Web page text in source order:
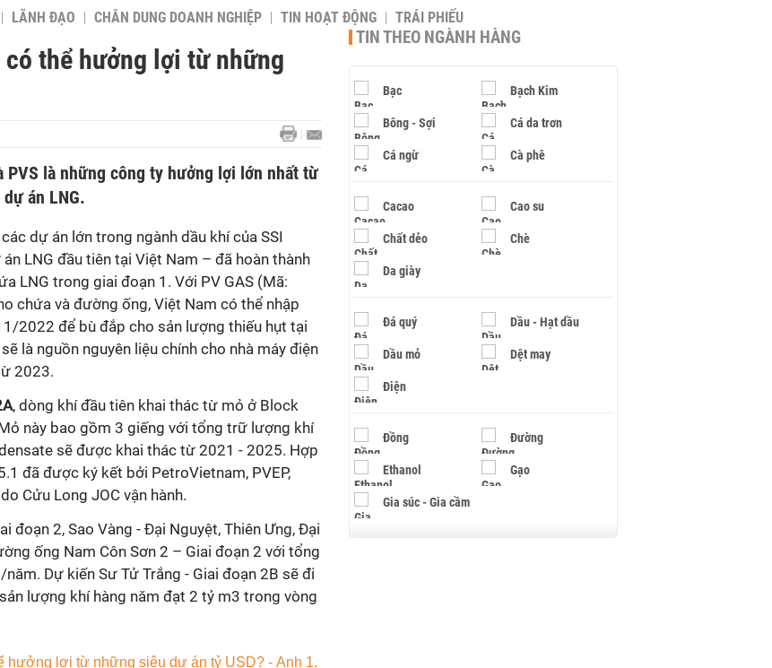
LÃNH ĐẠO CHÂN DUNG DOANH NGHIỆP TIN HOẠT ĐỘNG TRÁI PHIẾU
thể hưởng lợi từ những
PVS là những công ty hưởng lợi lớn nhất từ
án LNG.
dự án lớn trong ngành dầu khí của SSI
LNG đầu tiên tại Việt Nam – đã hoàn thành
LNG trong giai đoạn 1. Với PV GAS (Mã:
chứa và đường ống, Việt Nam có thể nhập
2022 để bù đắp cho sản lượng thiếu hụt tại
là nguồn nguyên liệu chính cho nhà máy điện
2023.
, dòng khí đầu tiên khai thác từ mỏ ở Block
này bao gồm 3 giếng với tổng trữ lượng khí
sẽ được khai thác từ 2021 - 2025. Hợp
đã được ký kết bởi PetroVietnam, PVEP,
Cửu Long JOC vận hành.
đoạn 2, Sao Vàng - Đại Nguyệt, Thiên Ưng, Đại
ống Nam Côn Sơn 2 – Giai đoạn 2 với tổng
Dự kiến Sư Tử Trắng - Giai đoạn 2B sẽ đi
lượng khí hàng năm đạt 2 tỷ m3 trong vòng
TIN THEO NGÀNH HÀNG
Bạc Bạch Kim
Bông - Sợi Cá da trơn
Cá ngừ Cà phê
Cacao Cao su
Chất dẻo Chè
Da giày
Đá quý Dầu - Hạt dầu
Dầu mỏ Dệt may
Điện
Đồng Đường
Ethanol Gạo
Gia súc - Gia cầm